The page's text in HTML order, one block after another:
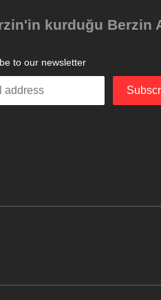
kurduğu Berzin
to our newsletter